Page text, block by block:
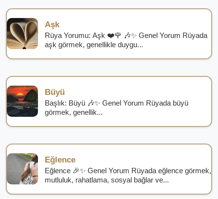
Aşk
Rüya Yorumu: Aşk ❤️🌹 🎶✨ Genel Yorum Rüyada
aşk görmek, genellikle duygu...
Büyü
Başlık: Büyü 🎶✨ Genel Yorum Rüyada büyü
görmek, genellik...
Eğlence
Eğlence 🎉✨ Genel Yorum Rüyada eğlence görmek,
mutluluk, rahatlama, sosyal bağlar ve...